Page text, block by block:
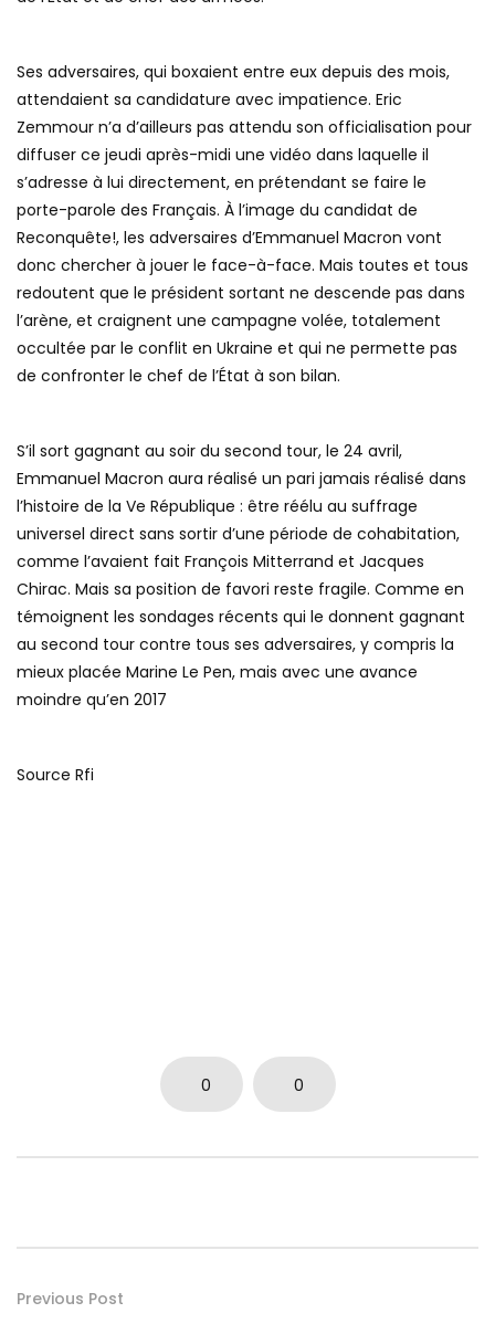
Ses adversaires, qui boxaient entre eux depuis des mois,
attendaient sa candidature avec impatience. Eric
Zemmour n’a d’ailleurs pas attendu son officialisation pour
diffuser ce jeudi après-midi une vidéo dans laquelle il
s’adresse à lui directement, en prétendant se faire le
porte-parole des Français. À l’image du candidat de
Reconquête!, les adversaires d’Emmanuel Macron vont
donc chercher à jouer le face-à-face. Mais toutes et tous
redoutent que le président sortant ne descende pas dans
l’arène, et craignent une campagne volée, totalement
occultée par le conflit en Ukraine et qui ne permette pas
de confronter le chef de l’État à son bilan.
S’il sort gagnant au soir du second tour, le 24 avril,
Emmanuel Macron aura réalisé un pari jamais réalisé dans
l’histoire de la Ve République : être réélu au suffrage
universel direct sans sortir d’une période de cohabitation,
comme l’avaient fait François Mitterrand et Jacques
Chirac. Mais sa position de favori reste fragile. Comme en
témoignent les sondages récents qui le donnent gagnant
au second tour contre tous ses adversaires, y compris la
mieux placée Marine Le Pen, mais avec une avance
moindre qu’en 2017
Source Rfi
0 0
Previous Post